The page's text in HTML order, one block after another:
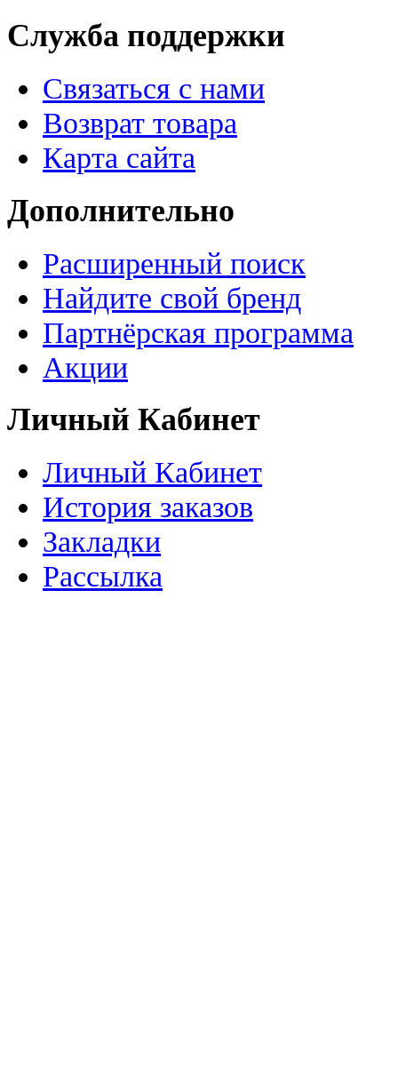
Служба поддержки
Связаться с нами
Возврат товара
Карта сайта
Дополнительно
Расширенный поиск
Найдите свой бренд
Партнёрская программа
Акции
Личный Кабинет
Личный Кабинет
История заказов
Закладки
Рассылка